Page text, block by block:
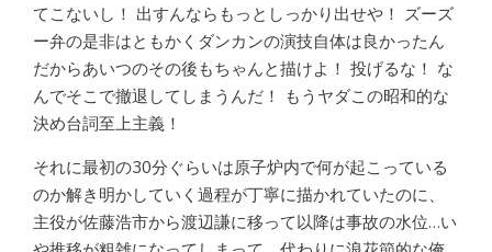
てこないし！ 出すんならもっとしっかり出せや！ ズーズ
ー弁の是非はともかくダンカンの演技自体は良かったん
だからあいつのその後もちゃんと描けよ！ 投げるな！ な
んでそこで撤退してしまうんだ！ もうヤダこの昭和的な
決め台詞至上主義！
それに最初の30分ぐらいは原子炉内で何が起こっている
のか解き明かしていく過程が丁寧に描かれていたのに、
主役が佐藤浩市から渡辺謙に移って以降は事故の水位…い